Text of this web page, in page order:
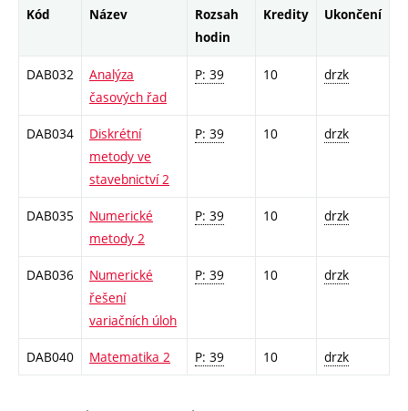
Kód Název
Rozsah
hodin
Kredity Ukončení
DAB032
Analýza
časových řad
P: 39 10 drzk
DAB034
Diskrétní
metody ve
stavebnictví 2
P: 39 10 drzk
DAB035
Numerické
metody 2
P: 39 10 drzk
DAB036
Numerické
řešení
variačních úloh
P: 39 10 drzk
DAB040 Matematika 2 P: 39 10 drzk